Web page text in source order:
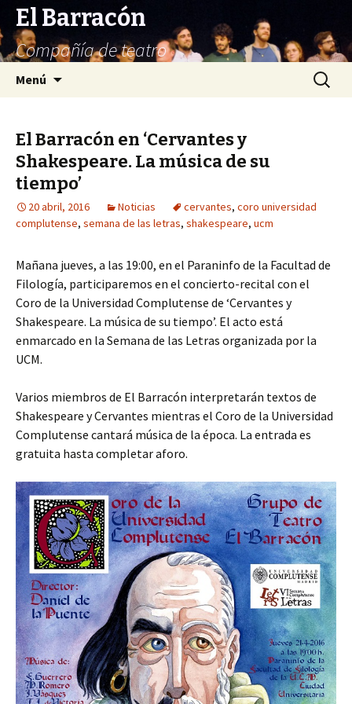
El Barracón
Compañía de teatro
Menú Buscar:
El Barracón en ‘Cervantes y
Shakespeare. La música de su
tiempo’
20 abril, 2016 Noticias cervantes, coro universidad
complutense, semana de las letras, shakespeare, ucm
Mañana jueves, a las 19:00, en el Paraninfo de la Facultad de
Filología, participaremos en el concierto-recital con el
Coro de la Universidad Complutense de ‘Cervantes y
Shakespeare. La música de su tiempo’. El acto está
enmarcado en la Semana de las Letras organizada por la
UCM.
Varios miembros de El Barracón interpretarán textos de
Shakespeare y Cervantes mientras el Coro de la Universidad
Complutense cantará música de la época. La entrada es
gratuita hasta completar aforo.